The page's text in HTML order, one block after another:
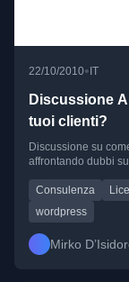
22/10/2010• IT
Discussione
tuoi clienti?
Discussione su
affrontando dubbi
Consulenza
wordpress
Mirko